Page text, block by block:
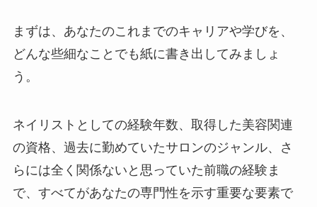
まずは、あなたのこれまでのキャリアや学びを、
どんな些細なことでも紙に書き出してみましょ
う。
ネイリストとしての経験年数、取得した美容関連
の資格、過去に勤めていたサロンのジャンル、さ
らには全く関係ないと思っていた前職の経験ま
で、すべてがあなたの専門性を示す重要な要素で